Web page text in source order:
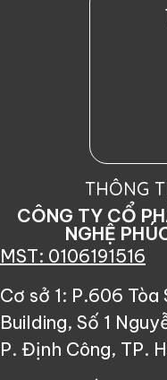
THÔNG
CÔNG TY CỔ
NGHỆ
MST: 0106191516
Cơ sở 1: P.606 Tòa
Building, Số 1
P. Định Công, TP.